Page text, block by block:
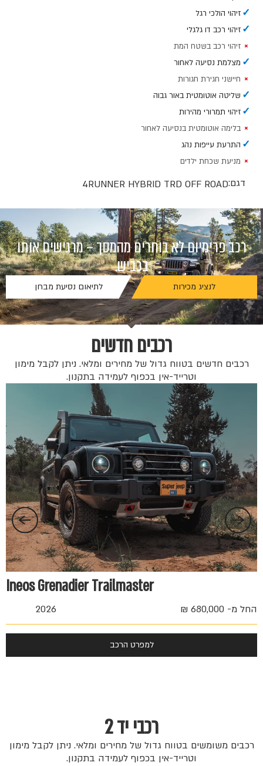
✓ זיהוי הולכי רגל
✓ זיהוי רכב דו גלגלי
× זיהוי רכב בשטח המת
✓ מצלמת נסיעה לאחור
× חיישני חגירת חגורות
✓ שליטה אוטומטית באור גבוה
✓ זיהוי תמרורי מהירות
× בלימה אוטומטית בנסיעה לאחור
✓ התרעת עייפות נהג
× מניעת שכחת ילדים
דגם:4RUNNER HYBRID TRD OFF ROAD
רכב פרימיום לא בוחרים מהמסך – מרגישים אותו
בכביש.
לנציג מכירות לתיאום נסיעת מבחן
רכבים חדשים
רכבים חדשים בטווח גדול של מחירים ומלאי. ניתן לקבל מימון
וטרייד-אין בכפוף לעמידה בתקנון.
Ineos Grenadier Trailmaster
החל מ- 680,000 ₪ 2026
למפרט הרכב
רכבי יד 2
רכבים משומשים בטווח גדול של מחירים ומלאי. ניתן לקבל מימון
וטרייד-אין בכפוף לעמידה בתקנון.